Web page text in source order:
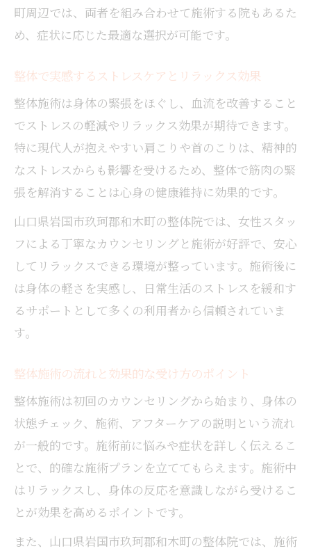
町周辺では、両者を組み合わせて施術する院もあるた
め、症状に応じた最適な選択が可能です。
整体で実感するストレスケアとリラックス効果
整体施術は身体の緊張をほぐし、血流を改善すること
でストレスの軽減やリラックス効果が期待できます。
特に現代人が抱えやすい肩こりや首のこりは、精神的
なストレスからも影響を受けるため、整体で筋肉の緊
張を解消することは心身の健康維持に効果的です。
山口県岩国市玖珂郡和木町の整体院では、女性スタッ
フによる丁寧なカウンセリングと施術が好評で、安心
してリラックスできる環境が整っています。施術後に
は身体の軽さを実感し、日常生活のストレスを緩和す
るサポートとして多くの利用者から信頼されていま
す。
整体施術の流れと効果的な受け方のポイント
整体施術は初回のカウンセリングから始まり、身体の
状態チェック、施術、アフターケアの説明という流れ
が一般的です。施術前に悩みや症状を詳しく伝えるこ
とで、的確な施術プランを立ててもらえます。施術中
はリラックスし、身体の反応を意識しながら受けるこ
とが効果を高めるポイントです。
また、山口県岩国市玖珂郡和木町の整体院では、施術